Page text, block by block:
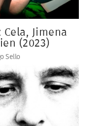
Jimena
(2023)
Sello